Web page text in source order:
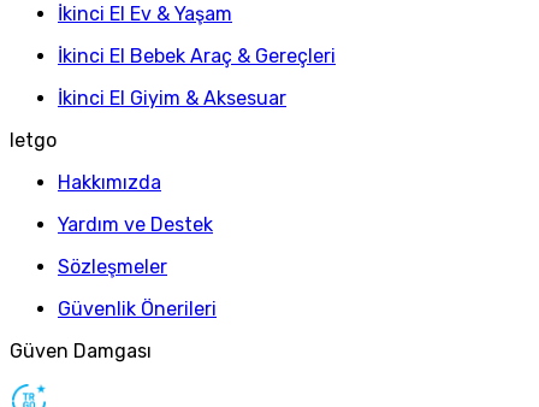
İkinci El Ev & Yaşam
İkinci El Bebek Araç & Gereçleri
İkinci El Giyim & Aksesuar
letgo
Hakkımızda
Yardım ve Destek
Sözleşmeler
Güvenlik Önerileri
Güven Damgası